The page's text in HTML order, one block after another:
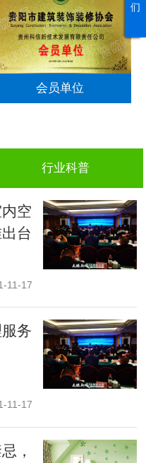
会员单位
行业科普
空
台
11-17
务
11-17
，
们